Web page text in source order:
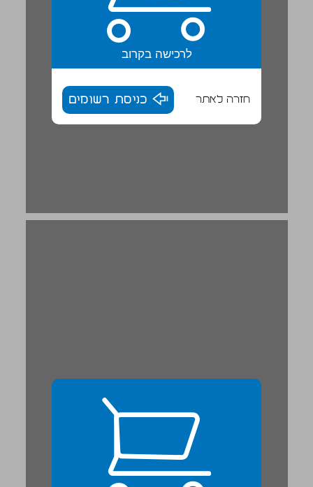
לרכישה בקרוב
חזרה לאתר כניסת רשומים